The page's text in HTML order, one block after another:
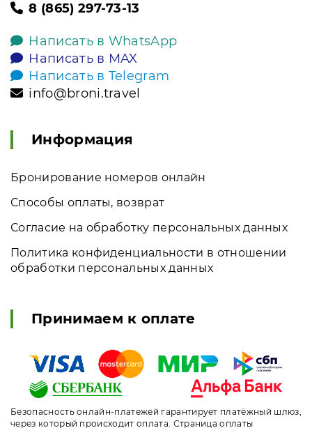
8 (865) 297-73-13
Написать в WhatsApp
Написать в MAX
Написать в Telegram
info@broni.travel
Информация
Бронирование номеров онлайн
Способы оплаты, возврат
Согласие на обработку персональных данных
Политика конфиденциальности в отношении
обработки персональных данных
Принимаем к оплате
Безопасность онлайн-платежей гарантирует платёжный шлюз,
через который происходит оплата. Страница оплаты